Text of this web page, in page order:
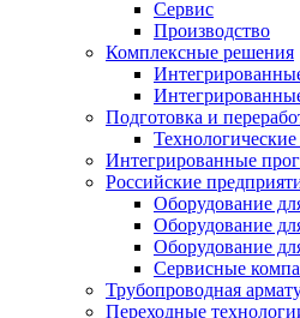
Сервис
Производство
Комплексные решения
Подготовка и
Интегрированные
Российские
Оборудование
Оборудование
Оборудование
Сервисные
Трубопроводная
Переходные